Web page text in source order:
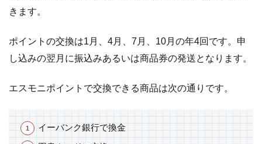
きます。
ポイントの交換は1月、4月、7月、10月の年4回です。申
し込みの翌月に振込みあるいは商品券の発送となります。
エスモニポイントで交換できる商品は次の通りです。
イーバンク銀行で換金